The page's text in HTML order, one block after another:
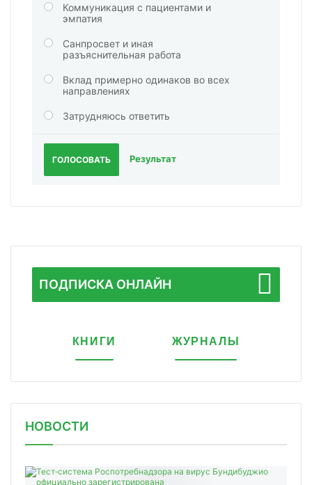
Коммуникация с пациентами и
эмпатия
Санпросвет и иная
разъяснительная работа
Вклад примерно одинаков во всех
направлениях
Затрудняюсь ответить
ГОЛОСОВАТЬ Результат
ПОДПИСКА ОНЛАЙН
КНИГИ ЖУРНАЛЫ
НОВОСТИ